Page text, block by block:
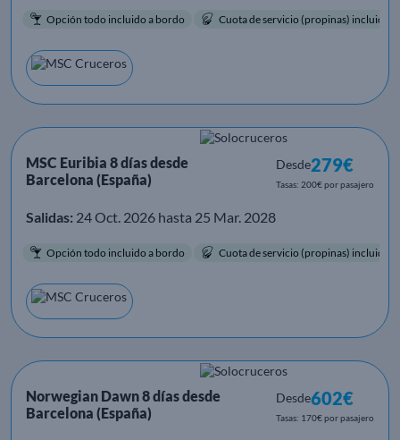
Opción todo incluido a bordo Cuota de servicio (propinas) incluida.
MSC Euribia 8 días desde
Barcelona (España)
Desde279€
Tasas: 200€ por pasajero
Salidas: 24 Oct. 2026 hasta 25 Mar. 2028
Opción todo incluido a bordo Cuota de servicio (propinas) incluida.
Norwegian Dawn 8 días desde
Barcelona (España)
Desde602€
Tasas: 170€ por pasajero